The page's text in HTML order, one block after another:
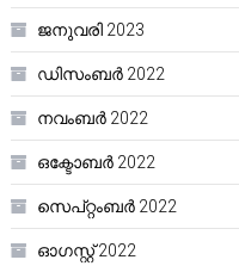
ജനുവരി 2023
ഡിസംബർ 2022
നവംബർ 2022
ഒക്ടോബർ 2022
സെപ്റ്റംബർ 2022
ഓഗസ്റ്റ്‌ 2022